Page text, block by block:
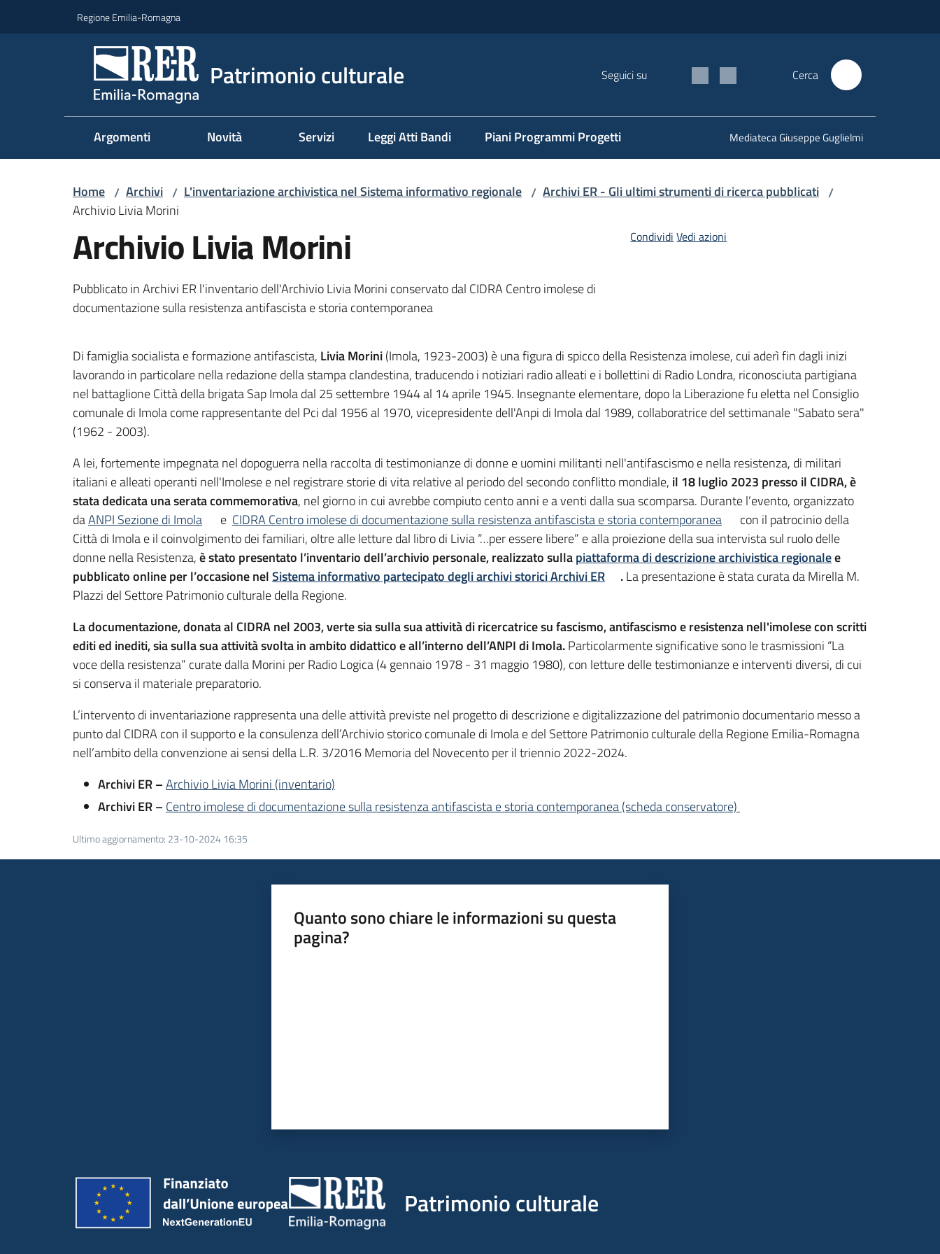
Regione Emilia-Romagna
Patrimonio culturale Seguici su Cerca
Argomenti Novità Servizi Leggi Atti Bandi Piani Programmi Progetti Mediateca Giuseppe Guglielmi
Home / Archivi / L'inventariazione archivistica nel Sistema informativo regionale / Archivi ER - Gli ultimi strumenti di ricerca pubblicati /
Archivio Livia Morini
Archivio Livia Morini
Pubblicato in Archivi ER l'inventario dell'Archivio Livia Morini conservato dal CIDRA Centro imolese di
documentazione sulla resistenza antifascista e storia contemporanea
Condividi Vedi azioni
Di famiglia socialista e formazione antifascista, Livia Morini(Imola, 1923-2003) è una figura di spicco della Resistenza imolese, cui aderì fin dagli inizi
lavorando in particolare nella redazione della stampa clandestina, traducendo i notiziari radio alleati e i bollettini di Radio Londra, riconosciuta partigiana
nel battaglione Città della brigata Sap Imola dal 25 settembre 1944 al 14 aprile 1945. Insegnante elementare, dopo la Liberazione fu eletta nel Consiglio
comunale di Imola come rappresentante del Pci dal 1956 al 1970, vicepresidente dell'Anpi di Imola dal 1989, collaboratrice del settimanale "Sabato sera"
(1962 - 2003).
A lei, fortemente impegnata nel dopoguerra nella raccolta di testimonianze di donne e uomini militanti nell'antifascismo e nella resistenza, di militari
italiani e alleati operanti nell'Imolese e nel registrare storie di vita relative al periodo del secondo conflitto mondiale, il 18 luglio 2023 presso il CIDRA, è
stata dedicata una serata commemorativa, nel giorno in cui avrebbe compiuto cento anni e a venti dalla sua scomparsa. Durante l’evento, organizzato
daANPI Sezione di Imola e CIDRA Centro imolese di documentazione sulla resistenza antifascista e storia contemporanea
con il patrocinio della
Città di Imola e il coinvolgimento dei familiari, oltre alle letture dal libro di Livia “…per essere libere” e alla proiezione della sua intervista sul ruolo delle
donne nella Resistenza,è stato presentato l’inventario dell’archivio personale, realizzato sullapiattaforma di descrizione archivistica regionalee
pubblicato online per l’occasione nelSistema informativo partecipato degli archivi storici Archivi ER .La presentazione è stata curata da Mirella M.
Plazzi del Settore Patrimonio culturale della Regione.
La documentazione, donata al CIDRA nel 2003, verte sia sulla sua attività di ricercatrice su fascismo, antifascismo e resistenza nell'imolese con scritti
editi ed inediti, sia sulla sua attività svolta in ambito didattico e all’interno dell’ANPI di Imola.Particolarmente significative sono le trasmissioni “La
voce della resistenza” curate dalla Morini per Radio Logica (4 gennaio 1978 - 31 maggio 1980), con letture delle testimonianze e interventi diversi, di cui
si conserva il materiale preparatorio.
L’intervento di inventariazione rappresenta una delle attività previste nel progetto di descrizione e digitalizzazione del patrimonio documentario messo a
punto dal CIDRA con il supporto e la consulenza dell’Archivio storico comunale di Imola e del Settore Patrimonio culturale della Regione Emilia-Romagna
nell’ambito della convenzione ai sensi della L.R. 3/2016 Memoria del Novecento per il triennio 2022-2024.
Archivi ER –Archivio Livia Morini (inventario)
Archivi ER – Centro imolese di documentazione sulla resistenza antifascista e storia contemporanea (scheda conservatore)
Ultimo aggiornamento: 23-10-2024 16:35
Quanto sono chiare le informazioni su questa
pagina?
Patrimonio culturale